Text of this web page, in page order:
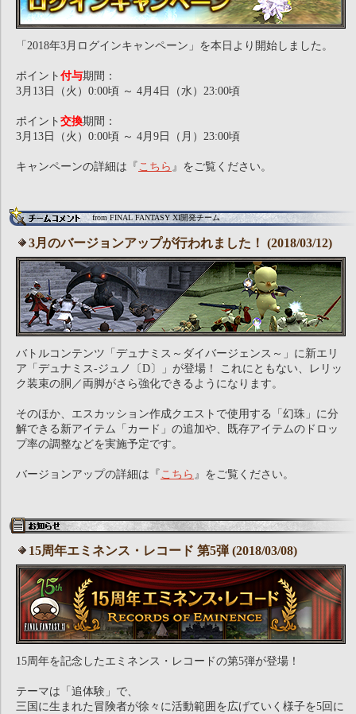
「2018年3月ログインキャンペーン」を本日より開始しました。
ポイント 付与期間：
3月13日（火）0:00頃 ～ 4月4日（水）23:00頃
ポイント 交換期間：
3月13日（火）0:00頃 ～ 4月9日（月）23:00頃
キャンペーンの詳細は『 こちら 』をご覧ください。
from FINAL FANTASY XI開発チーム
3月のバージョンアップが行われました！ (2018/03/12)
バトルコンテンツ「デュナミス～ダイバージェンス～」に新エリ
ア「デュナミス-ジュノ〔D〕」が登場！ これにともない、レリッ
ク装束の胴／両脚がさら強化できるようになります。
そのほか、エスカッション作成クエストで使用する「幻珠」に分
解できる新アイテム「カード」の追加や、既存アイテムのドロッ
プ率の調整などを実施予定です。
バージョンアップの詳細は『 こちら 』をご覧ください。
15周年エミネンス・レコード 第5弾 (2018/03/08)
15周年を記念したエミネンス・レコードの第5弾が登場！
テーマは「追体験」で、
三国に生まれた冒険者が徐々に活動範囲を広げていく様子を5回に